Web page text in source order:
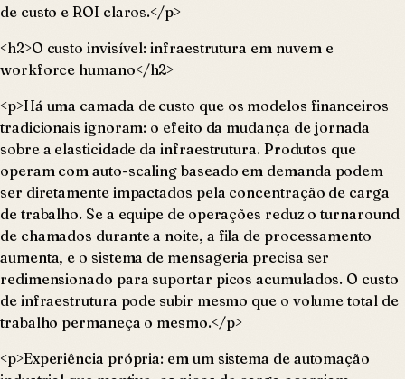
de custo e ROI claros.</p>
<h2>O custo invisível: infraestrutura em nuvem e
workforce humano</h2>
<p>Há uma camada de custo que os modelos financeiros
tradicionais ignoram: o efeito da mudança de jornada
sobre a elasticidade da infraestrutura. Produtos que
operam com auto-scaling baseado em demanda podem
ser diretamente impactados pela concentração de carga
de trabalho. Se a equipe de operações reduz o turnaround
de chamados durante a noite, a fila de processamento
aumenta, e o sistema de mensageria precisa ser
redimensionado para suportar picos acumulados. O custo
de infraestrutura pode subir mesmo que o volume total de
trabalho permaneça o mesmo.</p>
<p>Experiência própria: em um sistema de automação